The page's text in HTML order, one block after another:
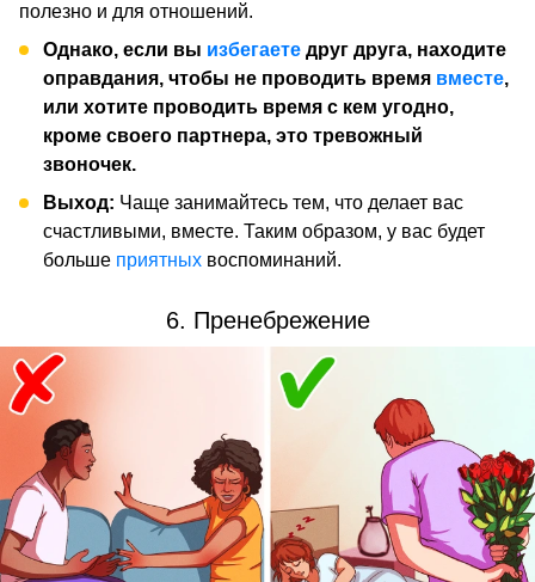
полезно и для отношений.
Однако, если вы избегаете друг друга, находите
оправдания, чтобы не проводить время вместе,
или хотите проводить время с кем угодно,
кроме своего партнера, это тревожный
звоночек.
Выход: Чаще занимайтесь тем, что делает вас
счастливыми, вместе. Таким образом, у вас будет
больше приятных воспоминаний.
6. Пренебрежение